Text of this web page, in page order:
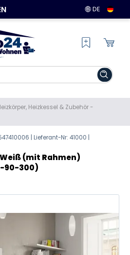
DE
Heizkessel & Zubehör-
| Lieferant-Nr: 41000 |
(mit Rahmen)
90-300)